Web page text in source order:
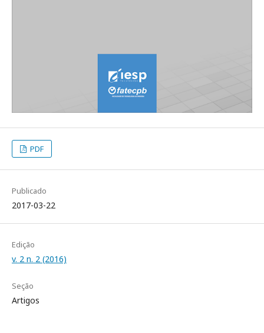
PDF
Publicado
2017-03-22
Edição
v. 2 n. 2 (2016)
Seção
Artigos